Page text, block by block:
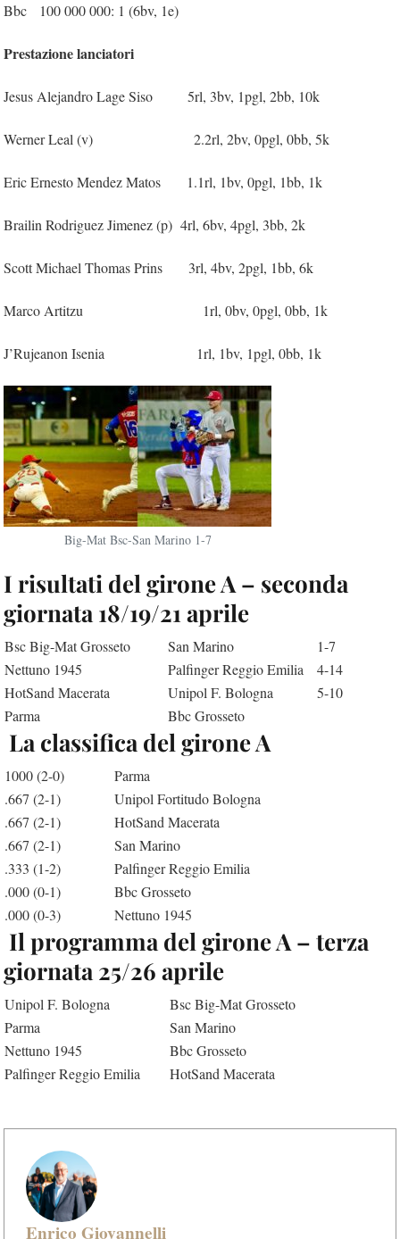
Bbc 100 000 000: 1 (6bv, 1e)
Prestazione lanciatori
Jesus Alejandro Lage Siso 5rl, 3bv, 1pgl, 2bb, 10k
Werner Leal (v) 2.2rl, 2bv, 0pgl, 0bb, 5k
Eric Ernesto Mendez Matos 1.1rl, 1bv, 0pgl, 1bb, 1k
Brailin Rodriguez Jimenez (p) 4rl, 6bv, 4pgl, 3bb, 2k
Scott Michael Thomas Prins 3rl, 4bv, 2pgl, 1bb, 6k
Marco Artitzu 1rl, 0bv, 0pgl, 0bb, 1k
J’Rujeanon Isenia 1rl, 1bv, 1pgl, 0bb, 1k
Big-Mat Bsc-San Marino 1-7
I risultati del girone A – seconda
giornata 18/19/21 aprile
Bsc Big-Mat Grosseto San Marino
1-7
Nettuno 1945
Palfinger Reggio Emilia
4-14
HotSand Macerata
Unipol F. Bologna
5-10
Parma
Bbc Grosseto
La classifica del girone A
1000 (2-0)
Parma
.667 (2-1)
Unipol Fortitudo Bologna
.667 (2-1)
HotSand Macerata
.667 (2-1)
San Marino
.333 (1-2)
Palfinger Reggio Emilia
.000 (0-1)
Bbc Grosseto
.000 (0-3)
Nettuno 1945
Il programma del girone A – terza
giornata 25/26 aprile
Unipol F. Bologna
Bsc Big-Mat Grosseto
Parma
San Marino
Nettuno 1945
Bbc Grosseto
Palfinger Reggio Emilia
HotSand Macerata
Enrico Giovannelli